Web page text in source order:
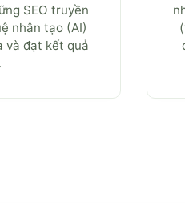
SEO truyền
nhân tạo (AI)
và đạt kết quả